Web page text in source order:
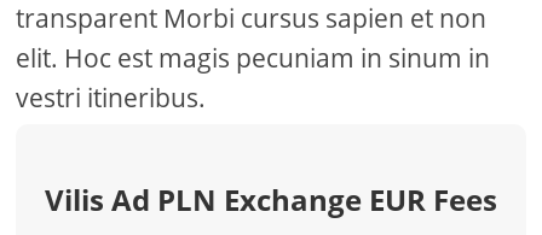
transparent Morbi cursus sapien et non
elit. Hoc est magis pecuniam in sinum in
vestri itineribus.
Vilis Ad PLN Exchange EUR Fees